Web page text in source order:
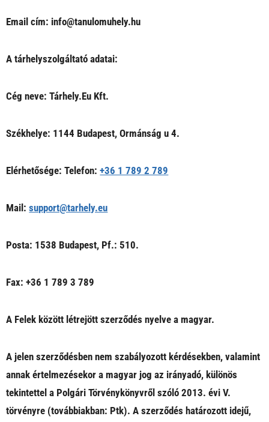
Email cím: info@tanulomuhely.hu
A tárhelyszolgáltató adatai:
Cég neve: Tárhely.Eu Kft.
Székhelye: 1144 Budapest, Ormánság u 4.
Elérhetősége: Telefon:+36 1 789 2 789
Mail:support@tarhely.eu
Posta: 1538 Budapest, Pf.: 510.
Fax: +36 1 789 3 789
A Felek között létrejött szerződés nyelve a magyar.
A jelen szerződésben nem szabályozott kérdésekben, valamint
annak értelmezésekor a magyar jog az irányadó, különös
tekintettel a Polgári Törvénykönyvről szóló 2013. évi V.
törvényre (továbbiakban: Ptk). A szerződés határozott idejű,